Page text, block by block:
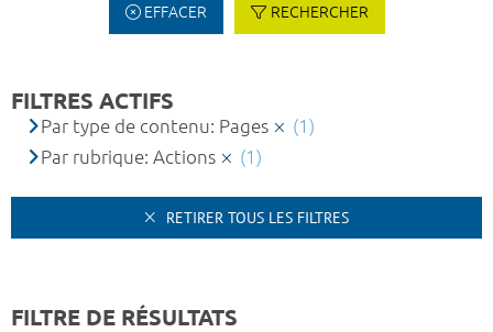
EFFACER RECHERCHER
FILTRES ACTIFS
Par type de contenu: Pages
(1)
Par rubrique: Actions
(1)
RETIRER TOUS LES FILTRES
FILTRE DE RÉSULTATS